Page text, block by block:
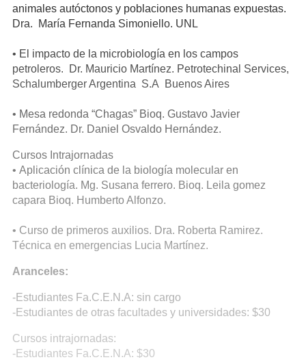
animales autóctonos y poblaciones humanas expuestas.
Dra. María Fernanda Simoniello. UNL
• El impacto de la microbiología en los campos
petroleros. Dr. Mauricio Martínez. Petrotechinal Services,
Schalumberger Argentina S.A Buenos Aires
• Mesa redonda “Chagas” Bioq. Gustavo Javier
Fernández. Dr. Daniel Osvaldo Hernández.
Cursos Intrajornadas
• Aplicación clínica de la biología molecular en
bacteriología. Mg. Susana ferrero. Bioq. Leila gomez
capara Bioq. Humberto Alfonzo.
• Curso de primeros auxilios. Dra. Roberta Ramirez.
Técnica en emergencias Lucia Martínez.
Aranceles:
-Estudiantes Fa.C.E.N.A: sin cargo
-Estudiantes de otras facultades y universidades: $30
Cursos intrajornadas:
-Estudiantes Fa.C.E.N.A: $30